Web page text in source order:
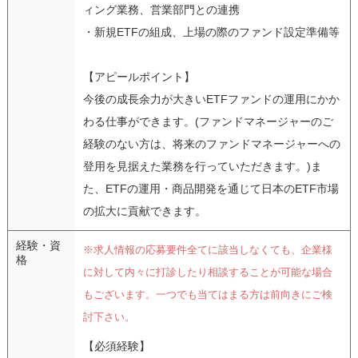
ィング業務、営業部門との連携
・新規ETFの組成、上場の際のファンド設定準備等
【アピールポイント】
今後の成長余力が大きいETFファンドの運用にかか
わる仕事ができます。(ファンドマネージャーのご
経験のない方は、将来のファンドマネージャーへの
登用を見据えた業務を行っていただきます。)ま
た、ETFの運用・商品開発を通じて日本のETF市場
の拡大に貢献できます。
経験・資
格
※求人情報の応募要件全てに該当しなくても、企業様
に対して内々に打診したり相談することが可能な場合
もございます。一つでも当てはまる方は前向きにご検
討下さい。
【必須経験】